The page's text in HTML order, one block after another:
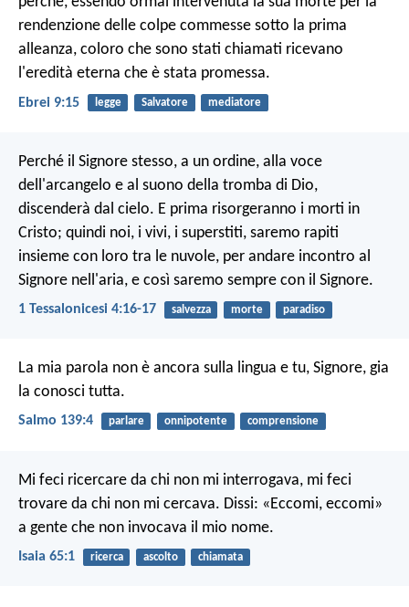
rendenzione delle colpe commesse sotto la prima
alleanza, coloro che sono stati chiamati ricevano
l'eredità eterna che è stata promessa.
Ebrei 9:15 legge Salvatore mediatore
Perché il Signore stesso, a un ordine, alla voce
dell'arcangelo e al suono della tromba di Dio,
discenderà dal cielo. E prima risorgeranno i morti in
Cristo; quindi noi, i vivi, i superstiti, saremo rapiti
insieme con loro tra le nuvole, per andare incontro al
Signore nell'aria, e così saremo sempre con il Signore.
1 Tessalonicesi 4:16-17 salvezza morte paradiso
La mia parola non è ancora sulla lingua e tu, Signore, gia
la conosci tutta.
Salmo 139:4 parlare onnipotente comprensione
Mi feci ricercare da chi non mi interrogava, mi feci
trovare da chi non mi cercava. Dissi: «Eccomi, eccomi»
a gente che non invocava il mio nome.
Isaia 65:1 ricerca ascolto chiamata